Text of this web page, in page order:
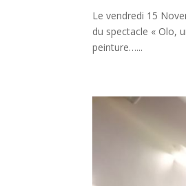
Le vendredi 15
du spectacle « Olo,
peinture…...